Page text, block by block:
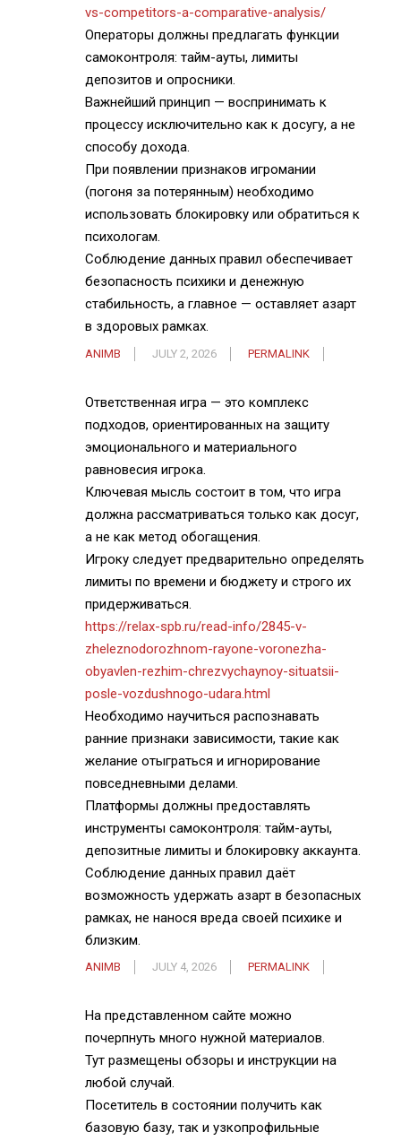
vs-competitors-a-comparative-analysis/
Операторы должны предлагать функции
самоконтроля: тайм-ауты, лимиты
депозитов и опросники.
Важнейший принцип — воспринимать к
процессу исключительно как к досугу, а не
способу дохода.
При появлении признаков игромании
(погоня за потерянным) необходимо
использовать блокировку или обратиться к
психологам.
Соблюдение данных правил обеспечивает
безопасность психики и денежную
стабильность, а главное — оставляет азарт
в здоровых рамках.
ANIMB JULY 2, 2026 PERMALINK
Ответственная игра — это комплекс
подходов, ориентированных на защиту
эмоционального и материального
равновесия игрока.
Ключевая мысль состоит в том, что игра
должна рассматриваться только как досуг,
а не как метод обогащения.
Игроку следует предварительно определять
лимиты по времени и бюджету и строго их
придерживаться.
https://relax-spb.ru/read-info/2845-v-
zheleznodorozhnom-rayone-voronezha-
obyavlen-rezhim-chrezvychaynoy-situatsii-
posle-vozdushnogo-udara.html
Необходимо научиться распознавать
ранние признаки зависимости, такие как
желание отыграться и игнорирование
повседневными делами.
Платформы должны предоставлять
инструменты самоконтроля: тайм-ауты,
депозитные лимиты и блокировку аккаунта.
Соблюдение данных правил даёт
возможность удержать азарт в безопасных
рамках, не нанося вреда своей психике и
близким.
ANIMB JULY 4, 2026 PERMALINK
На представленном сайте можно
почерпнуть много нужной материалов.
Тут размещены обзоры и инструкции на
любой случай.
Посетитель в состоянии получить как
базовую базу, так и узкопрофильные